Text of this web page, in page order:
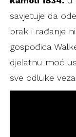
savjetuje da
brak i rađanje
gospođica
djelatnu moć
sve odluke